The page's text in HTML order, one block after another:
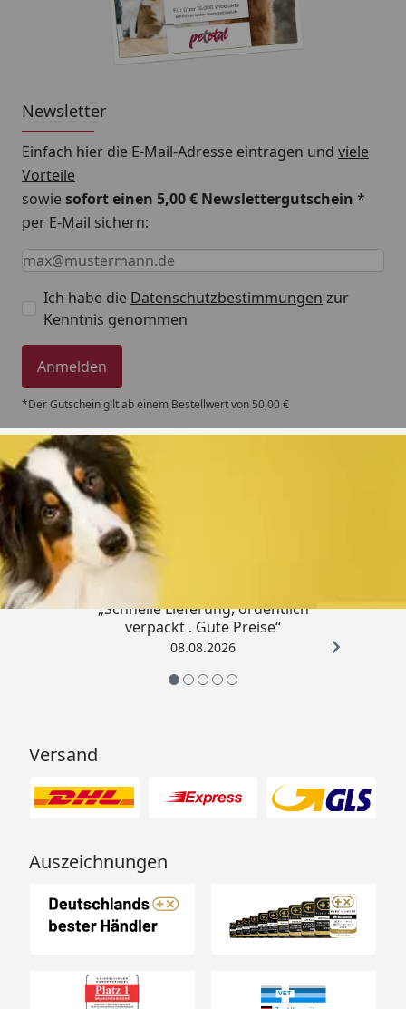
Newsletter
Einfach hier die E-Mail-Adresse eintragen und viele
Vorteile
sowiesofort einen 5,00 € Newslettergutschein *
per E-Mail sichern:
Keine Eingabe erforderlich
Eingabe erforderlich
E-Mail *
Ich habe die Datenschutzbestimmungen zur
Kenntnis genommen
Anmelden
*Der Gutschein gilt ab einem Bestellwert von 50,00 €
Trusted Shops
„Schnelle Lieferung, ordentlich
verpackt . Gute Preise“
08.08.2026
Versand
Auszeichnungen